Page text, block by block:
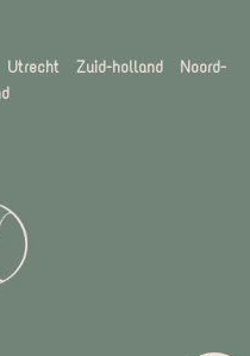
Utrecht Zuid-holland Noord-